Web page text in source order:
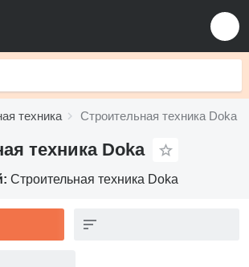
техника Строительная техника Doka
техника Doka
Строительная техника Doka